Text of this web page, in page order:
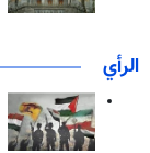
الرأي